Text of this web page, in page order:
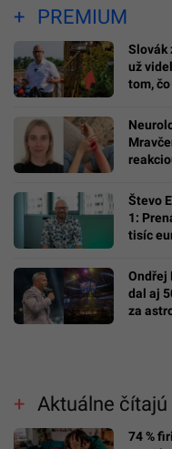
PREMIUM
Slovák
už
tom,
Števo
1:
tisíc
Ondřej
dal aj
za
Aktuálne čítajú
74 %